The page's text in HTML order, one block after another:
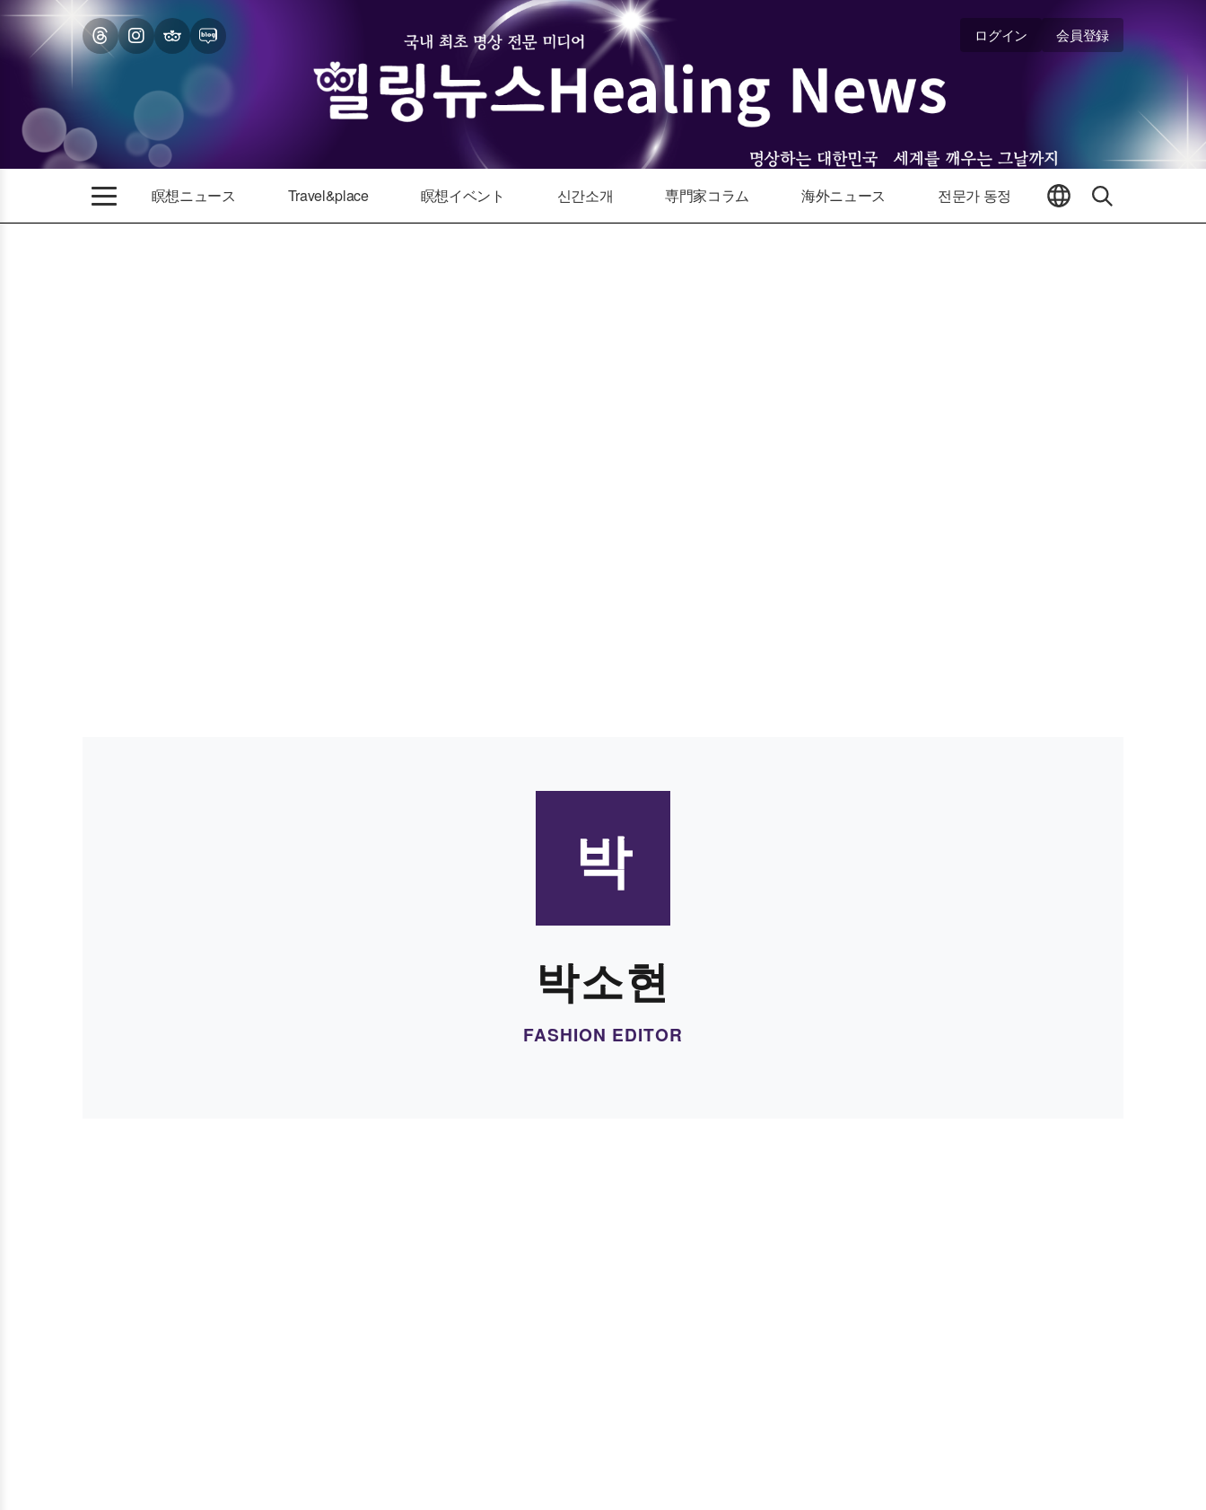
ログイン 会員登録
瞑想ニュース Travel&place 瞑想イベント 신간소개 専門家コラム 海外ニュース 전문가 동정
박
박소현
FASHION EDITOR